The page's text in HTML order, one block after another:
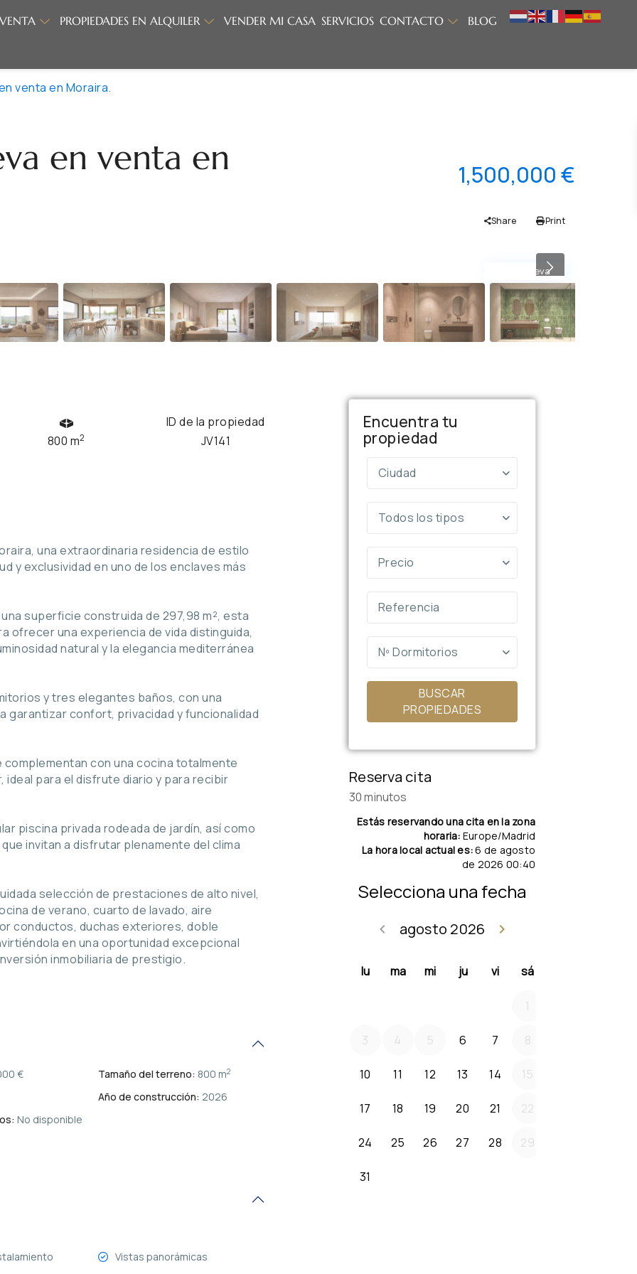
PROPIEDADES EN ALQUILER VENDER MI CASA SERVICIOS CONTACTO BLOG
venta en Moraira.
en venta en 1,500,000 €
Share Print
Obra NuevaPrevious
800 m2
ID de la propiedad
JV141
una extraordinaria residencia de estilo
y exclusividad en uno de los enclaves más
superficie construida de 297,98 m², esta
ofrecer una experiencia de vida distinguida,
natural y la elegancia mediterránea
y tres elegantes baños, con una
garantizar confort, privacidad y funcionalidad
con una cocina totalmente
ideal para el disfrute diario y para recibir
piscina privada rodeada de jardín, así como
invitan a disfrutar plenamente del clima
selección de prestaciones de alto nivel,
de verano, cuarto de lavado, aire
conductos, duchas exteriores, doble
en una oportunidad excepcional
inmobiliaria de prestigio.
€ Tamaño del terreno: 800 m2
Año de construcción: 2026
No disponible
Vistas panorámicas
Encuentra tu
propiedad
Ciudad
Todos los tipos
Precio
Nº Dormitorios
BUSCAR
PROPIEDADES